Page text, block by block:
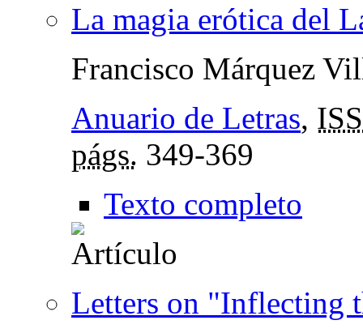
La magia erótica del
Francisco Márquez
Anuario de Letras,
págs. 349-369
Texto completo
Letters on "Inflecting